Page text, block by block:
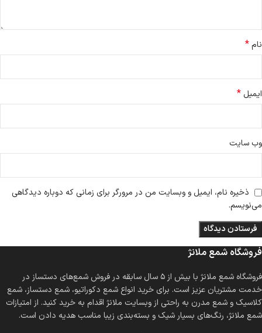
نام*
ایمیل *
وب‌ سایت
ذخیره نام، ایمیل و وبسایت من در مرورگر برای زمانی که دوباره دیدگاهی
می‌نویسم.
فروشگاه شمع ملانژ
فروشگاه شمع ملانژ با بیش از ۵ سال سابقه در فروش شمع‌های دستساز در
خدمت مشتریان عزیز است. برای خرید انواع شمع دکوراتیو، شمع دستساز، شمع
کلاسیک و شمع مدرن به راحتی از وبسایت ملانژ اقدام به خرید کنید. از امتیازات
شمع ملانژ، رنگ‌های بسیار شیک و بسته‌بندی زیبا مناسب هدیه دادن است.